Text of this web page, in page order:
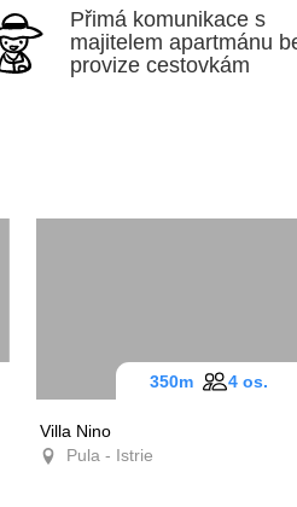
Přimá komunikace s
majitelem apartmánu
provize cestovkám
Villa Nino
Pula - Istrie
350m 4 os.